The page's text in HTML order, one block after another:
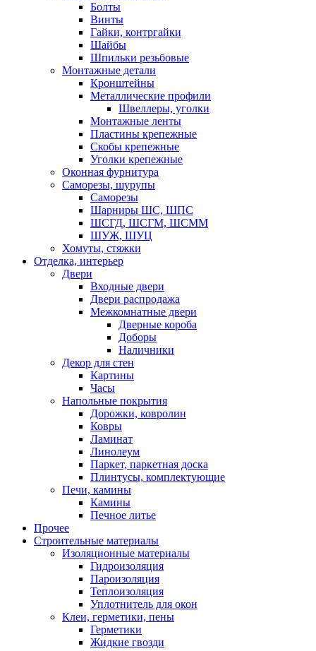
Болты
Винты
Гайки, контргайки
Шайбы
Шпильки резьбовые
Монтажные детали
Кронштейны
Металлические профили
Швеллеры, уголки
Монтажные ленты
Пластины крепежные
Скобы крепежные
Уголки крепежные
Оконная фурнитура
Саморезы, шурупы
Саморезы
Шарниры ШС, ШПС
ШСГД, ШСГМ, ШСММ
ШУЖ, ШУЦ
Хомуты, стяжки
Отделка, интерьер
Двери
Входные двери
Двери распродажа
Межкомнатные двери
Дверные короба
Доборы
Наличники
Декор для стен
Картины
Часы
Напольные покрытия
Дорожки, ковролин
Ковры
Ламинат
Линолеум
Паркет, паркетная доска
Плинтусы, комплектующие
Печи, камины
Камины
Печное литье
Прочее
Строительные материалы
Изоляционные материалы
Гидроизоляция
Пароизоляция
Теплоизоляция
Уплотнитель для окон
Клеи, герметики, пены
Герметики
Жидкие гвозди